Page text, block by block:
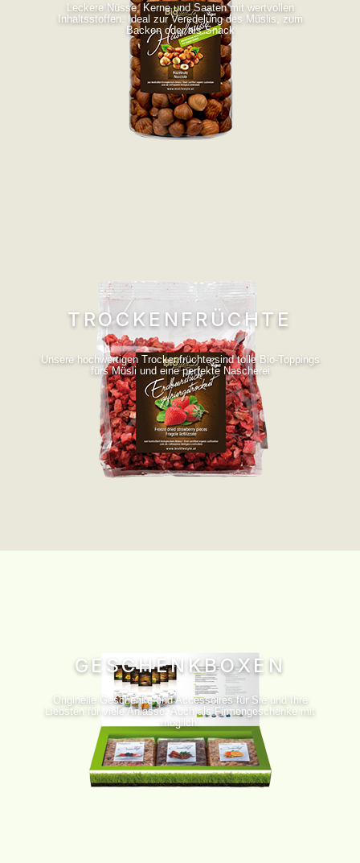
Leckere Nüsse, Kerne und Saaten mit wertvollen
Inhaltsstoffen. Ideal zur Veredelung des Müslis, zum
Backen oder als Snack
TROCKENFRÜCHTE
Unsere hochwertigen Trockenfrüchte sind tolle Bio-Toppings
fürs Müsli und eine perfekte Nascherei
GESCHENKBOXEN
Originelle Geschenke und Accessoires für Sie und Ihre
Liebsten für viele Anlässe. Auch als Firmengeschenke mit
möglich.